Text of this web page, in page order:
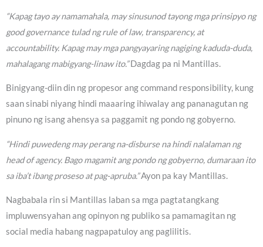
“Kapag tayo ay namamahala, may sinusunod tayong mga prinsipyo ng
good governance tulad ng rule of law, transparency, at
accountability. Kapag may mga pangyayaring nagiging kaduda-duda,
mahalagang mabigyang-linaw ito.”Dagdag pa ni Mantillas.
Binigyang-diin din ng propesor ang command responsibility, kung
saan sinabi niyang hindi maaaring ihiwalay ang pananagutan ng
pinuno ng isang ahensya sa paggamit ng pondo ng gobyerno.
“Hindi puwedeng may perang na-disburse na hindi nalalaman ng
head of agency. Bago magamit ang pondo ng gobyerno, dumaraan ito
sa iba’t ibang proseso at pag-apruba.”Ayon pa kay Mantillas.
Nagbabala rin si Mantillas laban sa mga pagtatangkang
impluwensyahan ang opinyon ng publiko sa pamamagitan ng
social media habang nagpapatuloy ang paglilitis.